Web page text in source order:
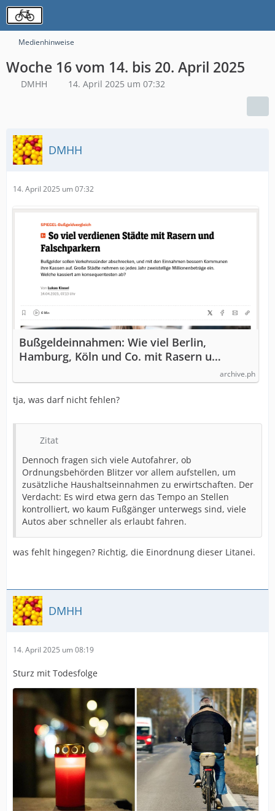
Medienhinweise
Woche 16 vom 14. bis 20. April 2025
DMHH 14. April 2025 um 07:32
DMHH
14. April 2025 um 07:32
Bußgeldeinnahmen: Wie viel Berlin,
Hamburg, Köln und Co. mit Rasern u…
archive.ph
tja, was darf nicht fehlen?
Zitat
Dennoch fragen sich viele Autofahrer, ob
Ordnungsbehörden Blitzer vor allem aufstellen, um
zusätzliche Haushaltseinnahmen zu erwirtschaften. Der
Verdacht: Es wird etwa gern das Tempo an Stellen
kontrolliert, wo kaum Fußgänger unterwegs sind, viele
Autos aber schneller als erlaubt fahren.
was fehlt hingegen? Richtig, die Einordnung dieser Litanei.
DMHH
14. April 2025 um 08:19
Sturz mit Todesfolge